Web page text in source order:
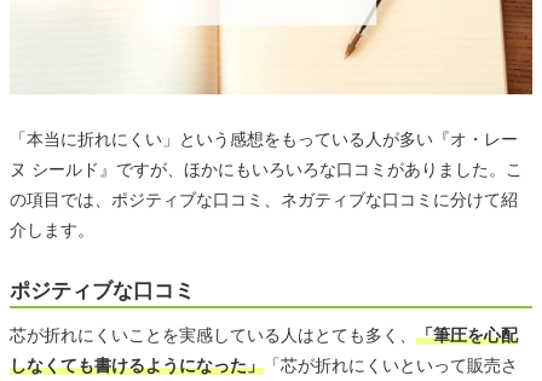
「本当に折れにくい」という感想をもっている人が多い『オ・レー
ヌ シールド』ですが、ほかにもいろいろな口コミがありました。こ
の項目では、ポジティブな口コミ、ネガティブな口コミに分けて紹
介します。
ポジティブな口コミ
芯が折れにくいことを実感している人はとても多く、 「筆圧を心配
しなくても書けるようになった」 「芯が折れにくいといって販売さ